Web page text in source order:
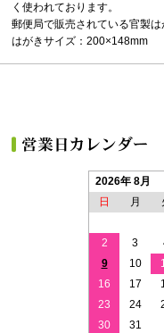
く使われております。
郵便局で販売されている官製
はがきサイズ：200×148mm
2026年 8月
日
月
2
3
9
10
16
17
23
24
30
31